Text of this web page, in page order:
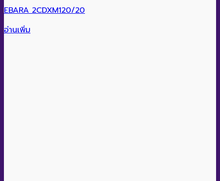
EBARA 2CDXM120/20
อ่านเพิ่ม